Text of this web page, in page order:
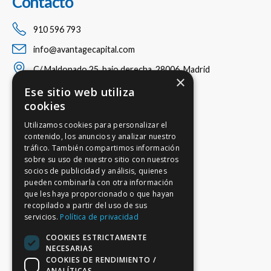
910 596 793
info@avantagecapital.com
C/ Maldonado 25, bajo derecha, 28006, Madrid
×
Ese sitio web utiliza
cookies
Utilizamos cookies para personalizar el
contenido, los anuncios y analizar nuestro
tráfico. También compartimos información
sobre su uso de nuestro sitio con nuestros
socios de publicidad y análisis, quienes
pueden combinarla con otra información
que les haya proporcionado o que hayan
recopilado a partir del uso de sus
servicios. Política de privacidad
COOKIES ESTRICTAMENTE
NECESARIAS
COOKIES DE RENDIMIENTO /